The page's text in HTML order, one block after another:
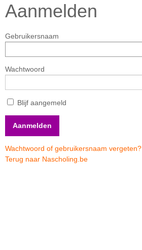
Aanmelden
Gebruikersnaam
Wachtwoord
Blijf aangemeld
Wachtwoord of gebruikersnaam vergeten?
Terug naar Nascholing.be